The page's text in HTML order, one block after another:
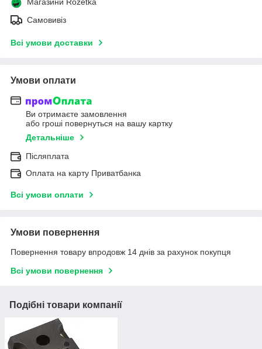
Самовивіз
Всі умови доставки
Умови оплати
Ви отримаєте замовлення
або гроші повернуться на вашу картку
Детальніше
Післяплата
Оплата на карту Приватбанка
Всі умови оплати
Умови повернення
Повернення товару впродовж 14 днів за рахунок покупця
Всі умови повернення
Подібні товари компанії